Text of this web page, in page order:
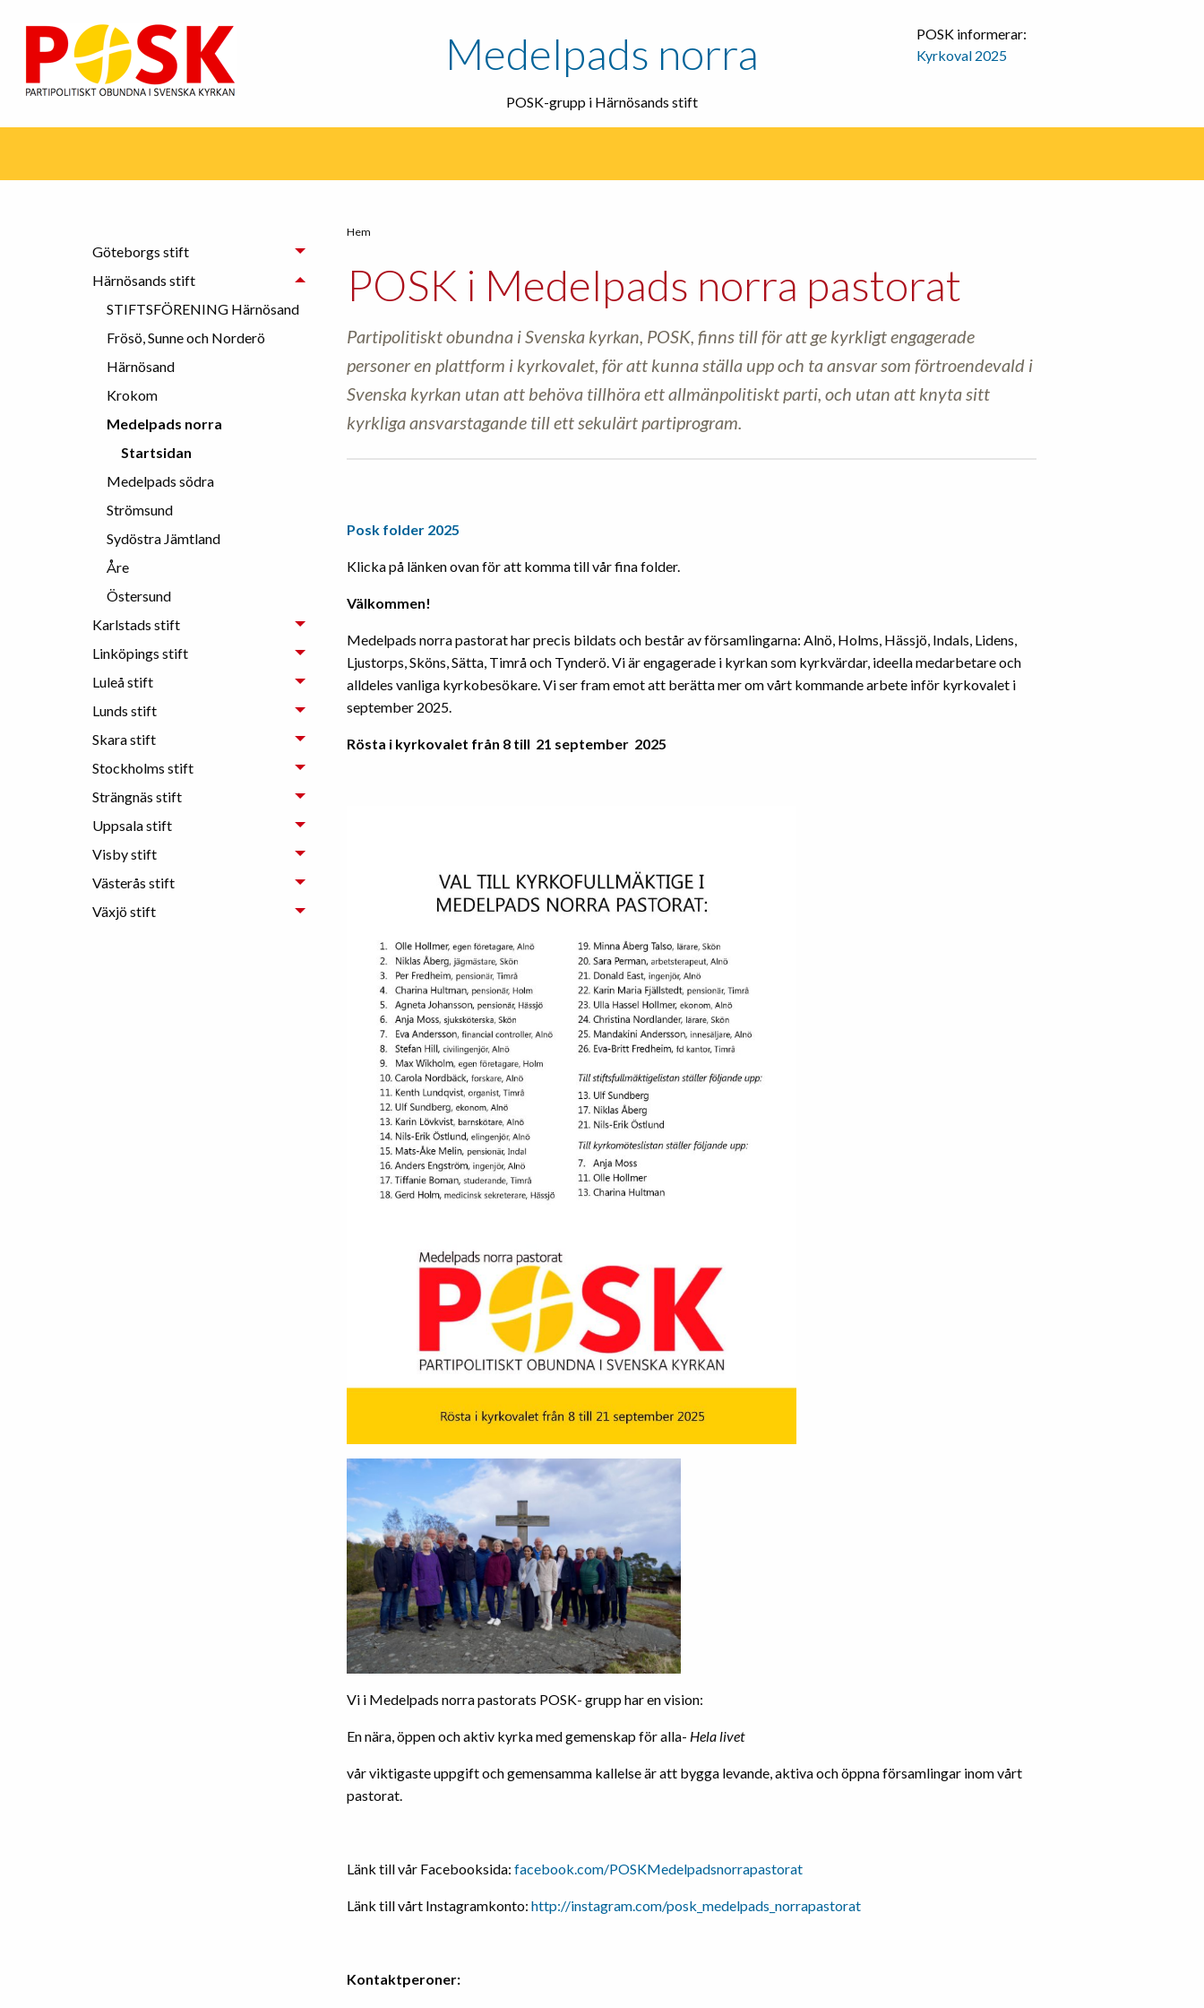
Medelpads norra
POSK-grupp i Härnösands stift
POSK informerar:
Kyrkoval 2025
Hem
POSK i Medelpads norra pastorat
Partipolitiskt obundna i Svenska kyrkan, POSK, finns till för att ge kyrkligt engagerade
personer en plattform i kyrkovalet, för att kunna ställa upp och ta ansvar som förtroendevald i
Svenska kyrkan utan att behöva tillhöra ett allmänpolitiskt parti, och utan att knyta sitt
kyrkliga ansvarstagande till ett sekulärt partiprogram.
Posk folder 2025
Klicka på länken ovan för att komma till vår fina folder.
Välkommen!
Medelpads norra pastorat har precis bildats och består av församlingarna: Alnö, Holms, Hässjö, Indals, Lidens,
Ljustorps, Sköns, Sätta, Timrå och Tynderö. Vi är engagerade i kyrkan som kyrkvärdar, ideella medarbetare och
alldeles vanliga kyrkobesökare. Vi ser fram emot att berätta mer om vårt kommande arbete inför kyrkovalet i
september 2025.
Rösta i kyrkovalet från 8 till 21 september 2025
Vi i Medelpads norra pastorats POSK- grupp har en vision:
En nära, öppen och aktiv kyrka med gemenskap för alla- Hela livet
vår viktigaste uppgift och gemensamma kallelse är att bygga levande, aktiva och öppna församlingar inom vårt
pastorat.
Länk till vår Facebooksida: facebook.com/POSKMedelpadsnorrapastorat
Länk till vårt Instagramkonto: http://instagram.com/posk_medelpads_norrapastorat
Kontaktperoner:
Göteborgs stift
Härnösands stift
STIFTSFÖRENING Härnösand
Frösö, Sunne och Norderö
Härnösand
Krokom
Medelpads norra
Startsidan
Medelpads södra
Strömsund
Sydöstra Jämtland
Åre
Östersund
Karlstads stift
Linköpings stift
Luleå stift
Lunds stift
Skara stift
Stockholms stift
Strängnäs stift
Uppsala stift
Visby stift
Västerås stift
Växjö stift